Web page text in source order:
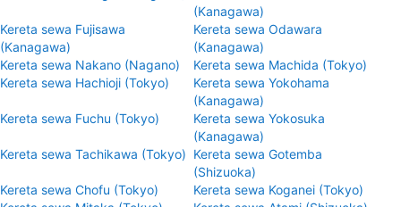
(Kanagawa)
Kereta sewa Fujisawa
(Kanagawa)
Kereta sewa Odawara
(Kanagawa)
Kereta sewa Nakano (Nagano)
Kereta sewa Machida (Tokyo)
Kereta sewa Hachioji (Tokyo)
Kereta sewa Yokohama
(Kanagawa)
Kereta sewa Fuchu (Tokyo)
Kereta sewa Yokosuka
(Kanagawa)
Kereta sewa Tachikawa (Tokyo) Kereta sewa Gotemba
(Shizuoka)
Kereta sewa Chofu (Tokyo)
Kereta sewa Koganei (Tokyo)